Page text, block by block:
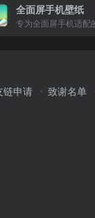
全面屏手机壁纸
链申请 致谢名单